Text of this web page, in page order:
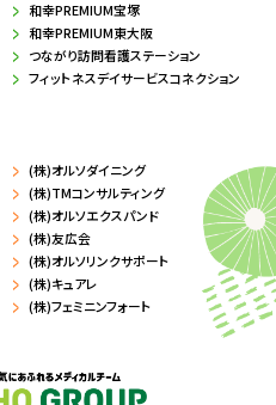
和幸PREMIUM宝塚
和幸PREMIUM東大阪
つながり訪問看護ステーション
フィットネスデイサービスコネクション
(株)オルソダイニング
(株)TMコンサルティング
(株)オルソエクスパンド
(株)友広会
(株)オルソリンクサポート
(株)キュアレ
(株)フェミニンフォート